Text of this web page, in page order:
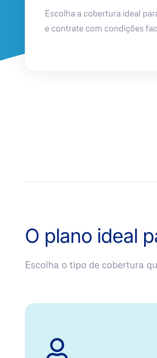
Escolha a cobertura ideal
e contrate com condições
O plano ideal
Escolha o tipo de cobertura